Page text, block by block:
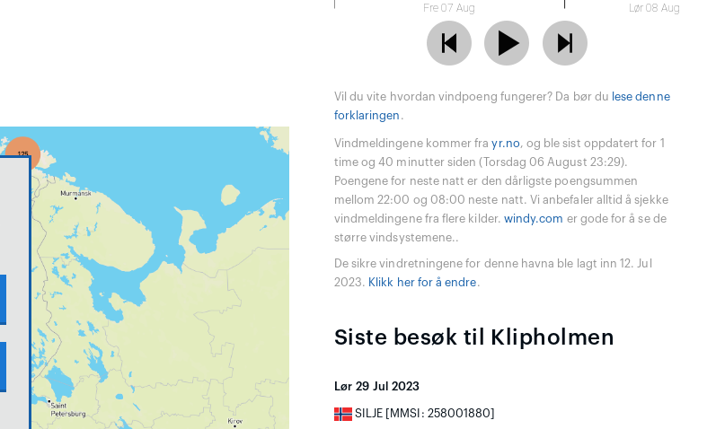
Fre 07 Aug
Lør 08 Aug
Vil du vite hvordan vindpoeng fungerer? Da bør du lese denne
forklaringen .
Vindmeldingene kommer frayr.no, og ble sist oppdatert for 1
time og 40 minutter siden (Torsdag 06 August 23:29).
Poengene for neste natt er den dårligste poengsummen
mellom 22:00 og 08:00 neste natt. Vi anbefaler alltid å sjekke
vindmeldingene fra flere kilder. windy.com er gode for å se de
større vindsystemene..
De sikre vindretningene for denne havna ble lagt inn 12. Jul
2023. Klikk her for å endre.
Siste besøk til Klipholmen
Lør 29 Jul 2023
SILJE [MMSI: 258001880]